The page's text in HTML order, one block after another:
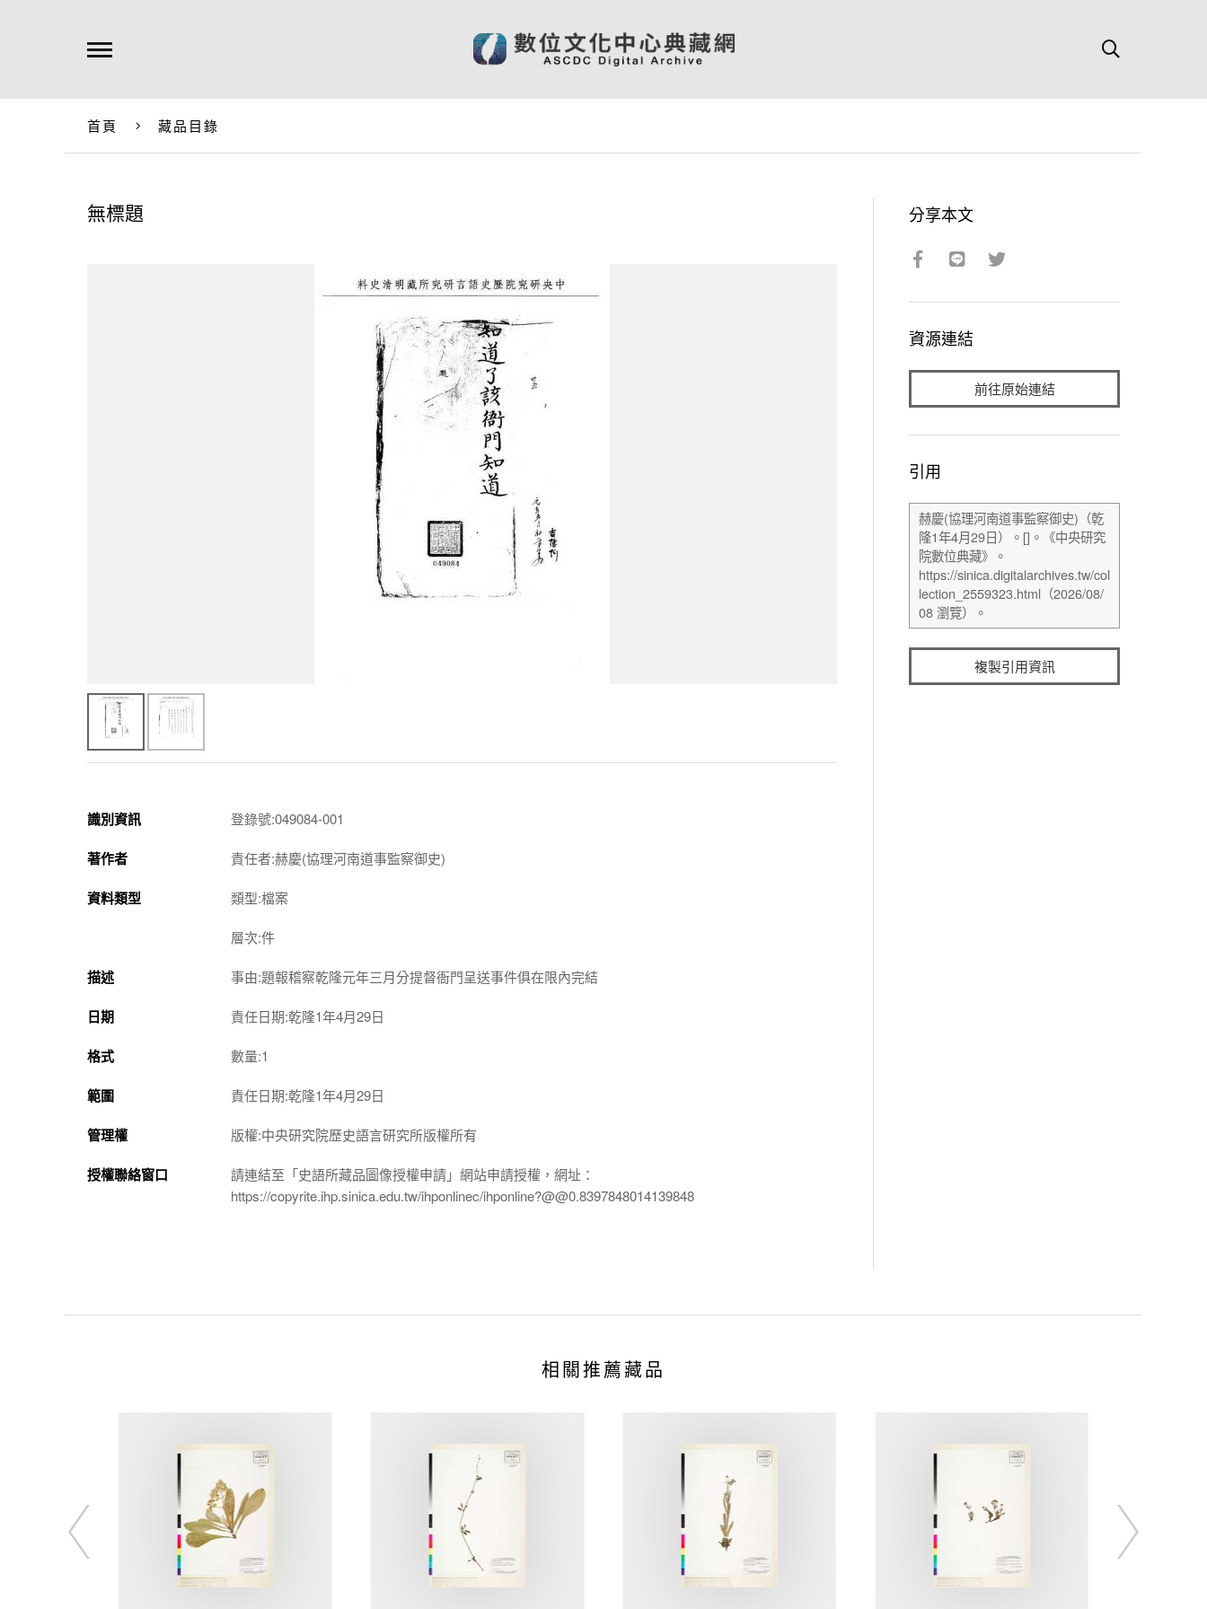
首頁 藏品目錄
無標題
識別資訊 登錄號:049084-001
著作者 責任者:赫慶(協理河南道事監察御史)
資料類型 類型:檔案
層次:件
描述 事由:題報稽察乾隆元年三月分提督衙門呈送事件俱在限內完結
日期 責任日期:乾隆1年4月29日
格式 數量:1
範圍 責任日期:乾隆1年4月29日
管理權 版權:中央研究院歷史語言研究所版權所有
授權聯絡窗口
請連結至「史語所藏品圖像授權申請」網站申請授權，網址：
https://copyrite.ihp.sinica.edu.tw/ihponlinec/ihponline?@@0.8397848014139848
分享本文
資源連結
前往原始連結
引用
複製引用資訊
相關推薦藏品